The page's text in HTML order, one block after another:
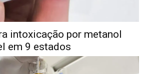
intoxicação por metanol
em 9 estados